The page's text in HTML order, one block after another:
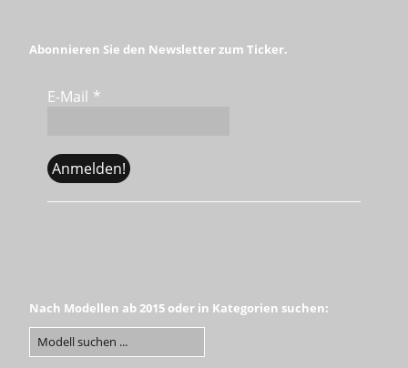
Abonnieren Sie den Newsletter zum Ticker.
E-Mail *
Nach Modellen ab 2015 oder in Kategorien suchen: